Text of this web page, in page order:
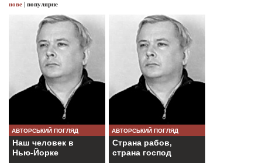
нове | популярне
АВТОРСЬКИЙ ПОГЛЯД
Наш человек в
Нью-Йорке
АВТОРСЬКИЙ ПОГЛЯД
Страна рабов,
страна господ